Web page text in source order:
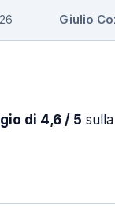
Giulio
di 4,6 / 5